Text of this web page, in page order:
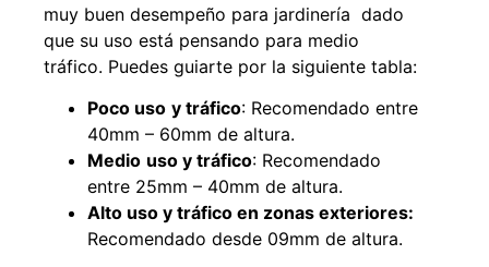
muy buen desempeño para jardinería dado
que su uso está pensando para medio
tráfico. Puedes guiarte por la siguiente tabla:
Poco uso y tráfico: Recomendado entre
40mm – 60mm de altura.
Medio uso y tráfico: Recomendado
entre 25mm – 40mm de altura.
Alto uso y tráfico en zonas exteriores:
Recomendado desde 09mm de altura.